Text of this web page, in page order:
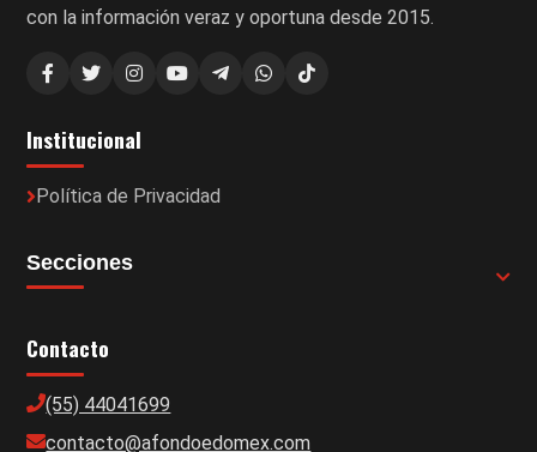
con la información veraz y oportuna desde 2015.
Institucional
Política de Privacidad
Secciones
Contacto
(55) 44041699
contacto@afondoedomex.com